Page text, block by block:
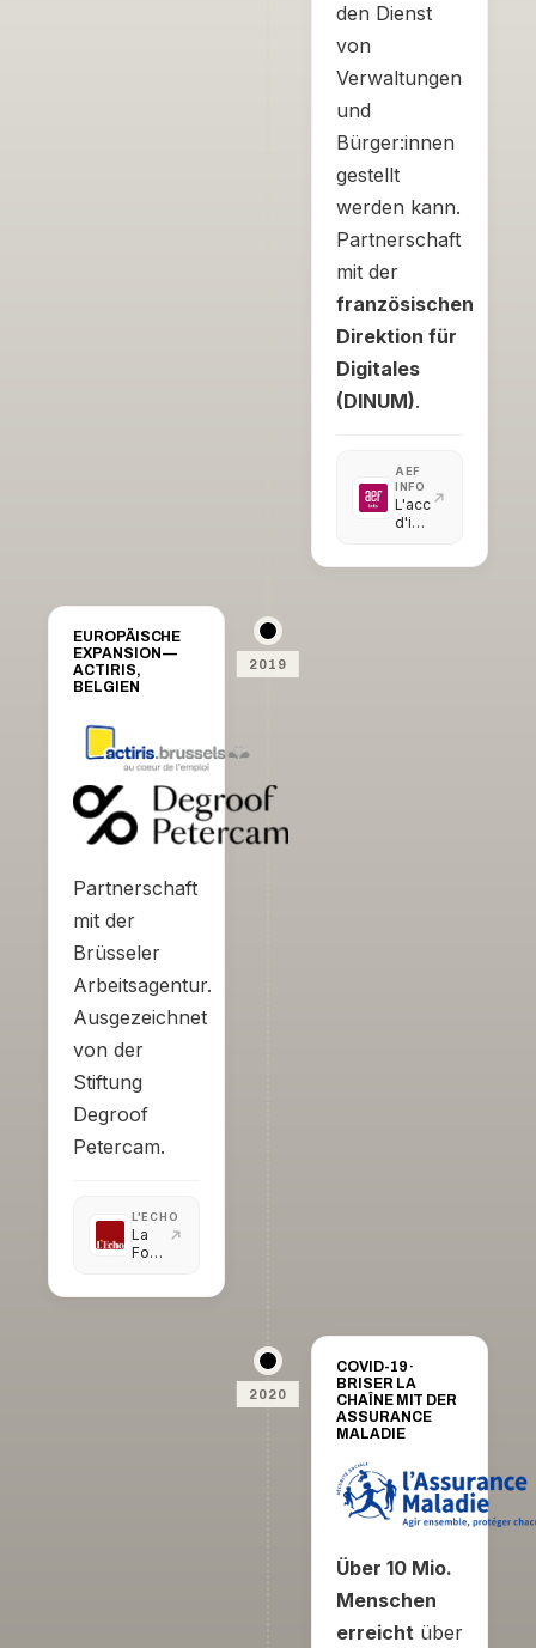
den Dienst
von
Verwaltungen
und
Bürger:innen
gestellt
werden kann.
Partnerschaft
mit der
französischen
Direktion für
Digitales
(DINUM).
AEF
INFO
L'accélérateur
d'initiatives
2019
EUROPÄISCHE
EXPANSION —
ACTIRIS,
BELGIEN
Partnerschaft
mit der
Brüsseler
Arbeitsagentur.
Ausgezeichnet
von der
Stiftung
Degroof
Petercam.
L'ECHO
La
Fondation
2020
COVID-19 ·
BRISER LA
CHAÎNE MIT DER
ASSURANCE
MALADIE
Über 10 Mio.
Menschen
erreicht über